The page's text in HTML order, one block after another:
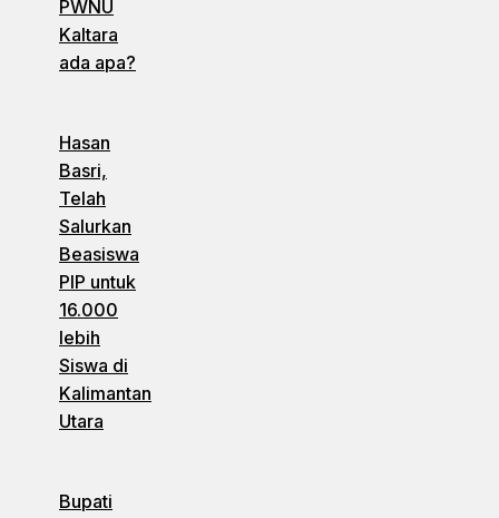
PWNU
Kaltara
ada apa?
Hasan
Basri,
Telah
Salurkan
Beasiswa
PIP untuk
16.000
lebih
Siswa di
Kalimantan
Utara
Bupati